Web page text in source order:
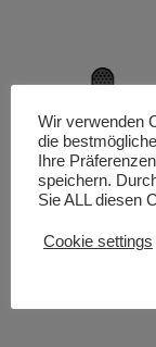
Wir verwenden
die
Ihre
speichern.
Sie ALL diesen
Cookie settings